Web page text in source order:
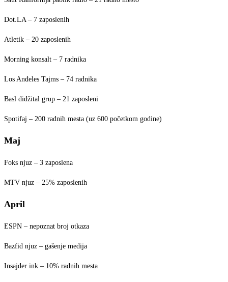
Dot.LA – 7 zaposlenih
Atletik – 20 zaposlenih
Morning konsalt – 7 radnika
Los Anđeles Tajms – 74 radnika
Basl didžital grup – 21 zaposleni
Spotifaj – 200 radnih mesta (uz 600 početkom godine)
Maj
Foks njuz – 3 zaposlena
MTV njuz – 25% zaposlenih
April
ESPN – nepoznat broj otkaza
Bazfid njuz – gašenje medija
Insajder ink – 10% radnih mesta